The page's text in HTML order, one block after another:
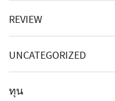
REVIEW
UNCATEGORIZED
ทุน